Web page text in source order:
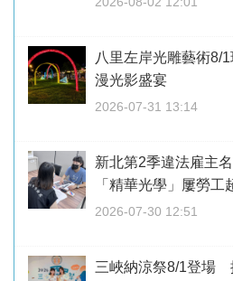
八里左岸光雕藝術
漫光影盛宴
2026-07-31 13:14
新北第2季違法雇主
「精華光學」屢勞工
2026-07-30 12:51
三峽納涼祭8/1登場